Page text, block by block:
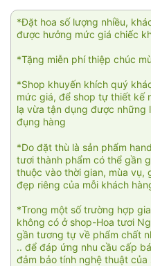
*Đặt hoa số lượng nhiều,
được hưởng mức giá chiếc
*Tặng miễn phí thiệp chúc
*Shop khuyến khích quý
mức giá, để shop tự thiết kế
lạ vừa tận dụng được những
đụng hàng
*Do đặt thù là sản phẩm
tươi thành phẩm có thể gần
thuộc vào thời gian, mùa vụ,
đẹp riêng của mỗi khách
*Trong một số trường hợp
không có ở shop-Hoa tươi
gần tương tự về phẩm chất
.. để đáp ứng nhu cầu cấp
đảm bảo tính nghệ thuật của